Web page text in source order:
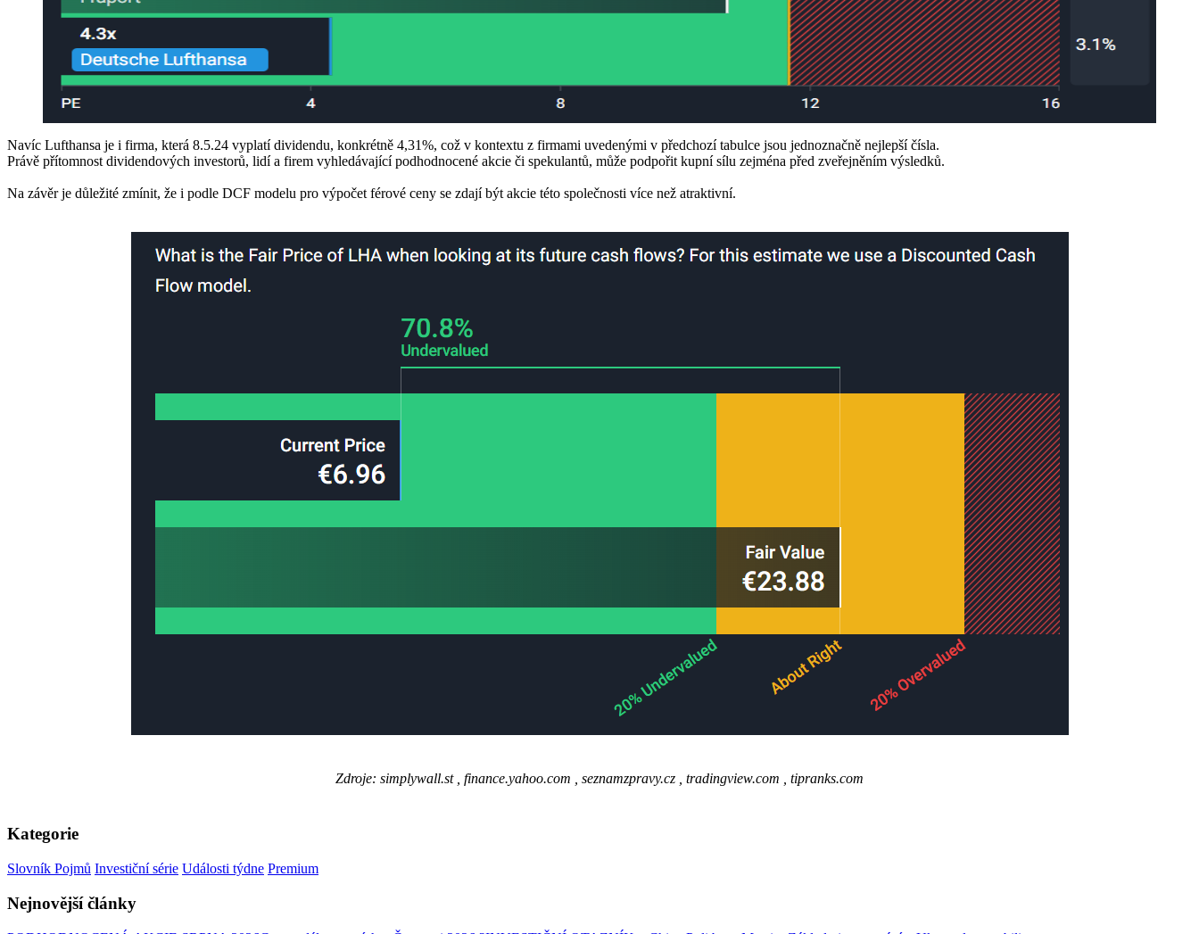
Navíc Lufthansa je i firma, která 8.5.24 vyplatí dividendu, konkrétně 4,31%, což v kontextu z firmami uvedenými v předchozí tabulce jsou jednoznačně nejlepší čísla.
Právě přítomnost dividendových investorů, lidí a firem vyhledávající podhodnocené akcie či spekulantů, může podpořit kupní sílu zejména před zveřejněním výsledků.
Na závěr je důležité zmínit, že i podle DCF modelu pro výpočet férové ceny se zdají být akcie této společnosti více než atraktivní.
Zdroje: simplywall.st , finance.yahoo.com , seznamzpravy.cz , tradingview.com , tipranks.com
Kategorie
Slovník Pojmů Investiční série Události týdne Premium
Nejnovější články